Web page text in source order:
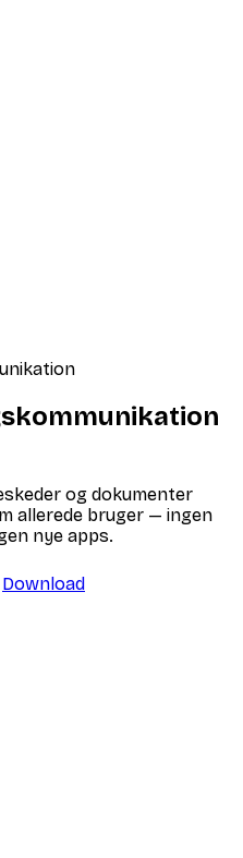
og dokumenter
allerede bruger — ingen
nye apps.
Download